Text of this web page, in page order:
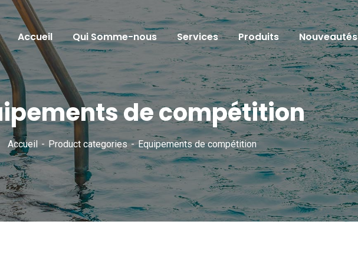
Accueil Qui Somme-nous Services Produits Nouveautés
de compétition
Accueil Product categories Equipements de compétition